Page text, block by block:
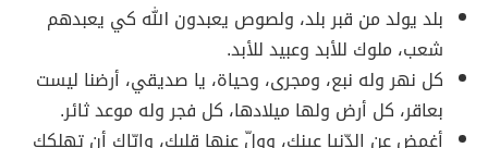
بلد يولد من قبر بلد، ولصوص يعبدون الله كي يعبدهم
شعب، ملوك للأبد وعبيد للأبد.
كل نهر وله نبع، ومجرى، وحياة، يا صديقي، أرضنا ليست
بعاقر، كل أرض ولها ميلادها، كل فجر وله موعد ثائر.
أغمض عن الدّنيا عينك، وولّ عنها قلبك، وإيّاك أن تهلكك